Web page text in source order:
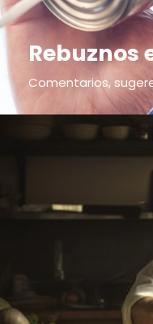
Rebuznos
Comentarios,